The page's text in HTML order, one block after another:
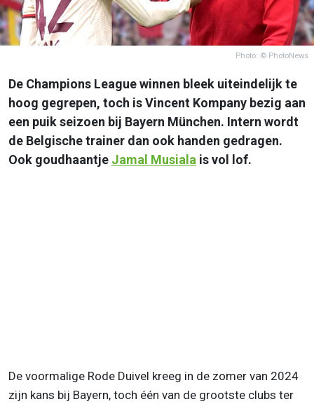
Photo: © PhotoNews
De Champions League winnen bleek uiteindelijk te
hoog gegrepen, toch is Vincent Kompany bezig aan
een puik seizoen bij Bayern München. Intern wordt
de Belgische trainer dan ook handen gedragen.
Ook goudhaantje Jamal Musiala is vol lof.
De voormalige Rode Duivel kreeg in de zomer van 2024
zijn kans bij Bayern, toch één van de grootste clubs ter